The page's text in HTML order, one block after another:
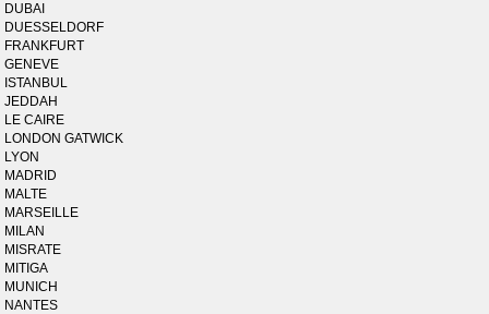
DUBAI
DUESSELDORF
FRANKFURT
GENEVE
ISTANBUL
JEDDAH
LE CAIRE
LONDON GATWICK
LYON
MADRID
MALTE
MARSEILLE
MILAN
MISRATE
MITIGA
MUNICH
NANTES